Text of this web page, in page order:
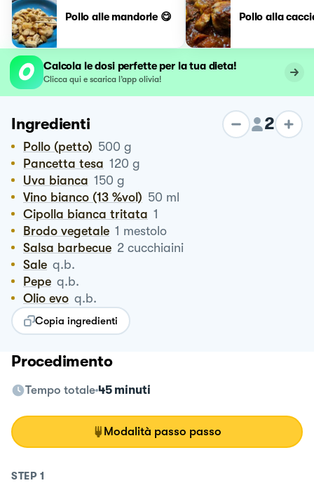
Pollo alle mandorle 😋 Pollo alla
Calcola le dosi perfette per la tua dieta!
Clicca qui e scarica l’app olivia!
Ingredienti 2
Pollo (petto) 500 g
Pancetta tesa 120 g
Uva bianca 150 g
Vino bianco (13 %vol) 50 ml
Cipolla bianca tritata 1
Brodo vegetale 1 mestolo
Salsa barbecue 2 cucchiaini
Sale q.b.
Pepe q.b.
Olio evo q.b.
Copia ingredienti
Procedimento
Tempo totale 45 minuti
Modalità passo passo
STEP 1